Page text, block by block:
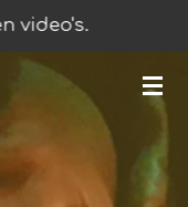
video's.